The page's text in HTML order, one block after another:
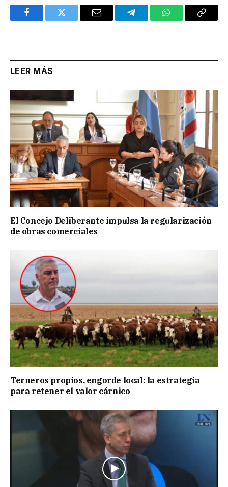
FacebookTwitter Email TelegramWhatsAppCopy
LEER MÁS
El Concejo Deliberante impulsa la regularización
de obras comerciales
Terneros propios, engorde local: la estrategia
para retener el valor cárnico